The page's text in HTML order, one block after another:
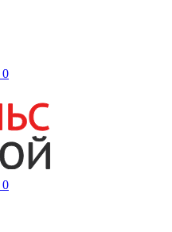
0
0